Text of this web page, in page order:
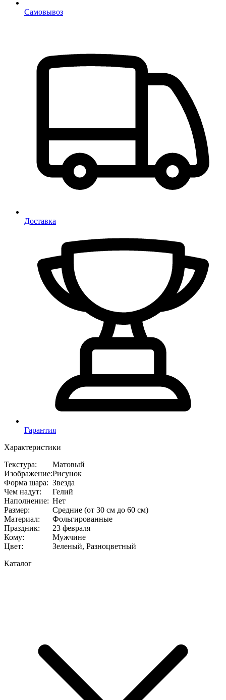
Самовывоз
Доставка
Гарантия
Характеристики
Текстура:
Матовый
Изображение:Рисунок
Форма шара: Звезда
Чем надут:
Гелий
Наполнение: Нет
Размер:
Средние (от 30 см до 60 см)
Материал:
Фольгированные
Праздник:
23 февраля
Кому:
Мужчине
Цвет:
Зеленый, Разноцветный
Каталог